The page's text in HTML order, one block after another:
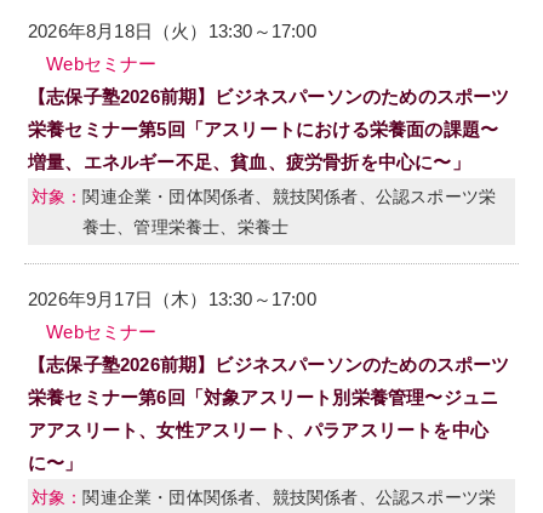
2026年8月18日（火）13:30～17:00
Webセミナー
【志保子塾2026前期】ビジネスパーソンのためのスポーツ
栄養セミナー第5回「アスリートにおける栄養面の課題〜
増量、エネルギー不足、貧血、疲労骨折を中心に〜」
関連企業・団体関係者、競技関係者、公認スポーツ栄
養士、管理栄養士、栄養士
2026年9月17日（木）13:30～17:00
Webセミナー
【志保子塾2026前期】ビジネスパーソンのためのスポーツ
栄養セミナー第6回「対象アスリート別栄養管理〜ジュニ
アアスリート、女性アスリート、パラアスリートを中心
に〜」
関連企業・団体関係者、競技関係者、公認スポーツ栄